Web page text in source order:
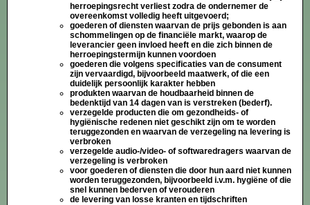
herroepingsrecht verliest zodra de ondernemer de
overeenkomst volledig heeft uitgevoerd;
goederen of diensten waarvan de prijs gebonden is aan
schommelingen op de financiële markt, waarop de
leverancier geen invloed heeft en die zich binnen de
herroepingstermijn kunnen voordoen
goederen die volgens specificaties van de consument
zijn vervaardigd, bijvoorbeeld maatwerk, of die een
duidelijk persoonlijk karakter hebben
produkten waarvan de houdbaarheid binnen de
bedenktijd van 14 dagen van is verstreken (bederf).
verzegelde producten die om gezondheids- of
hygiënische redenen niet geschikt zijn om te worden
teruggezonden en waarvan de verzegeling na levering is
verbroken
verzegelde audio-/video- of softwaredragers waarvan de
verzegeling is verbroken
voor goederen of diensten die door hun aard niet kunnen
worden teruggezonden, bijvoorbeeld i.v.m. hygiëne of die
snel kunnen bederven of verouderen
de levering van losse kranten en tijdschriften